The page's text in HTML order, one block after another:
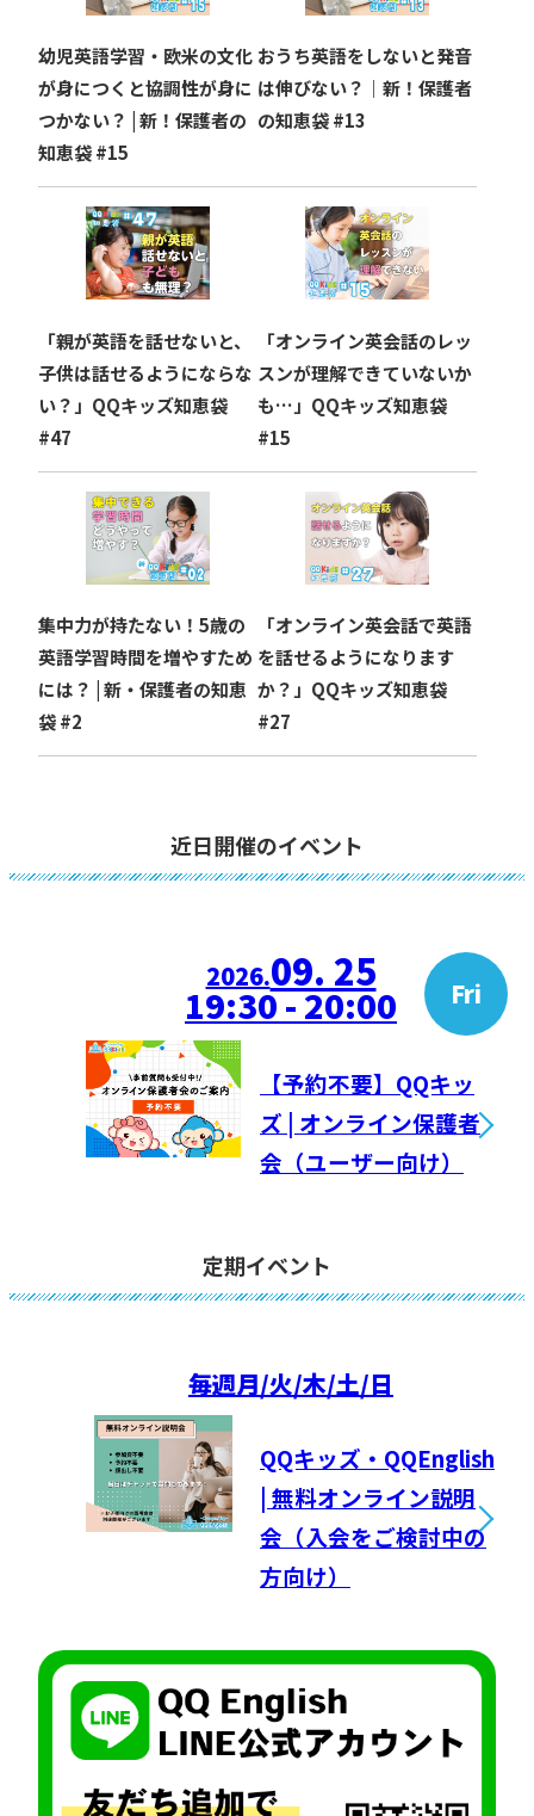
ョ
ン
幼児英語学習・欧米の文化
が身につくと協調性が身に
つかない？ | 新！保護者の
知恵袋 #15
おうち英語をしないと発音
は伸びない？｜新！保護者
の知恵袋 #13
「親が英語を話せないと、
子供は話せるようにならな
い？」QQキッズ知恵袋
#47
「オンライン英会話のレッ
スンが理解できていないか
も…」QQキッズ知恵袋
#15
集中力が持たない！5歳の
英語学習時間を増やすため
には？ | 新・保護者の知恵
袋 #2
「オンライン英会話で英語
を話せるようになります
か？」QQキッズ知恵袋
#27
近日開催のイベント
2026.09. 25 Fri
19:30 - 20:00
【予約不要】QQキッ
ズ | オンライン保護者
会（ユーザー向け）
定期イベント
毎週月/火/木/土/日
QQキッズ・QQEnglish
| 無料オンライン説明
会（入会をご検討中の
方向け）